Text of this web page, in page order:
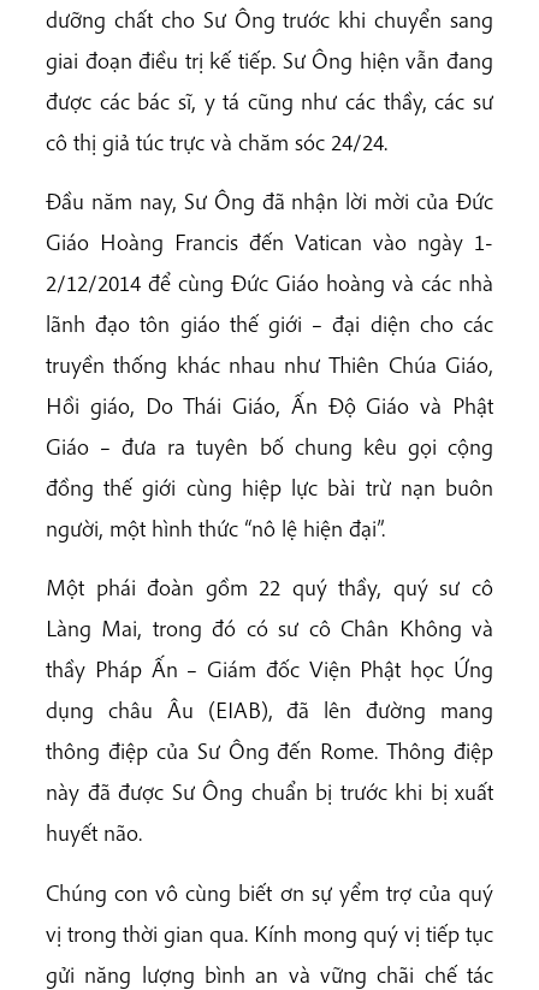
dưỡng chất cho Sư Ông trước khi chuyển sang
giai đoạn điều trị kế tiếp. Sư Ông hiện vẫn đang
được các bác sĩ, y tá cũng như các thầy, các sư
cô thị giả túc trực và chăm sóc 24/24.
Đầu năm nay, Sư Ông đã nhận lời mời của Đức
Giáo Hoàng Francis đến Vatican vào ngày 1-
2/12/2014 để cùng Đức Giáo hoàng và các nhà
lãnh đạo tôn giáo thế giới – đại diện cho các
truyền thống khác nhau như Thiên Chúa Giáo,
Hồi giáo, Do Thái Giáo, Ấn Độ Giáo và Phật
Giáo – đưa ra tuyên bố chung kêu gọi cộng
đồng thế giới cùng hiệp lực bài trừ nạn buôn
người, một hình thức “nô lệ hiện đại”.
Một phái đoàn gồm 22 quý thầy, quý sư cô
Làng Mai, trong đó có sư cô Chân Không và
thầy Pháp Ấn – Giám đốc Viện Phật học Ứng
dụng châu Âu (EIAB), đã lên đường mang
thông điệp của Sư Ông đến Rome. Thông điệp
này đã được Sư Ông chuẩn bị trước khi bị xuất
huyết não.
Chúng con vô cùng biết ơn sự yểm trợ của quý
vị trong thời gian qua. Kính mong quý vị tiếp tục
gửi năng lượng bình an và vững chãi chế tác